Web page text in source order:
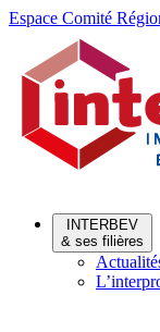
Aller
Aller
contenu
Espace Comité
INTERBEV
& ses filières